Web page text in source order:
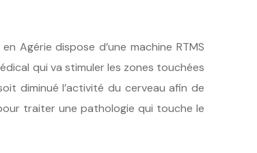
Agérie dispose d’une machine RTMS
qui va stimuler les zones touchées
diminué l’activité du cerveau afin de
traiter une pathologie qui touche le